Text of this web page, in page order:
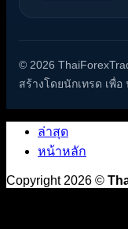
© 2026
สร้างโดยนักเทรด เพื่
ล่าสุด
หน้าหลัก
Copyright 2026 ©